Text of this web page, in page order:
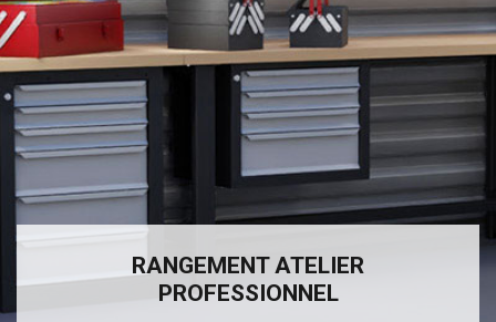
RANGEMENT ATELIER
PROFESSIONNEL